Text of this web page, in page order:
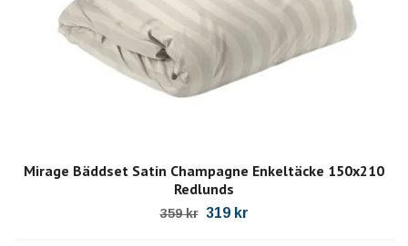
Mirage Bäddset Satin Champagne Enkeltäcke 150x210
Redlunds
359 kr 319 kr